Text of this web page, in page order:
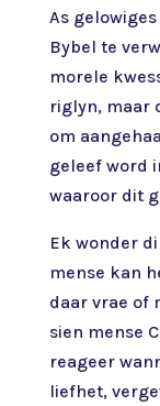
As
Bybel te
morele
riglyn, maar
om
geleef word
waaroor dit
Ek wonder
mense kan
daar vrae of
sien mense
reageer
liefhet,